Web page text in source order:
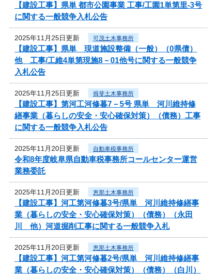
【建設工事】県単 都市公園事業 工事/工園1単第里-3号
に関する一般競争入札公告
2025年11月25日更新 可茂土木事務所
【建設工事】県単 現道施設整備（一般）（0県債）
他 工事/工維4単第現施8－01他号に関する一般競争
入札公告
2025年11月25日更新 揖斐土木事務所
【建設工事】第河工河修暮7－5号 県単 河川維持修
繕事業（暮らしの安全・安心確保対策）（債務）工事
に関する一般競争入札公告
2025年11月20日更新 自動車税事務所
令和8年度岐阜県自動車税事務所コールセンター運営
業務委託
2025年11月20日更新 恵那土木事務所
【建設工事】河工第河修暮3号/県単 河川維持修繕事
業（暮らしの安全・安心確保対策）（債務）（永田
川 他）河道掘削工事に関する一般競争入札
2025年11月20日更新 恵那土木事務所
【建設工事】河工第河修暮2号/県単 河川維持修繕事
業（暮らしの安全・安心確保対策）（債務）（白川）